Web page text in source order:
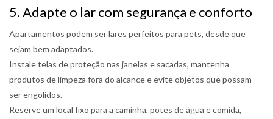
5. Adapte o lar com segurança e conforto
Apartamentos podem ser lares perfeitos para pets, desde que
sejam bem adaptados.
Instale telas de proteção nas janelas e sacadas, mantenha
produtos de limpeza fora do alcance e evite objetos que possam
ser engolidos.
Reserve um local fixo para a caminha, potes de água e comida,